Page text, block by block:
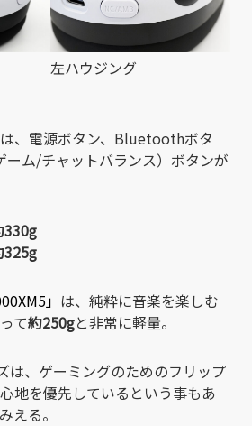
左ハウジング
、電源ボタン、Bluetoothボタ
ーム/チャットバランス）ボタンが
330g
325g
」 は、純粋に音楽を楽しむ
て約250gと非常に軽量。
は、ゲーミングのためのフリップ
地を優先しているという事もあ
える。